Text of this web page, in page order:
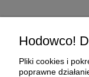
Hodowco!
Pliki cookies i
poprawne